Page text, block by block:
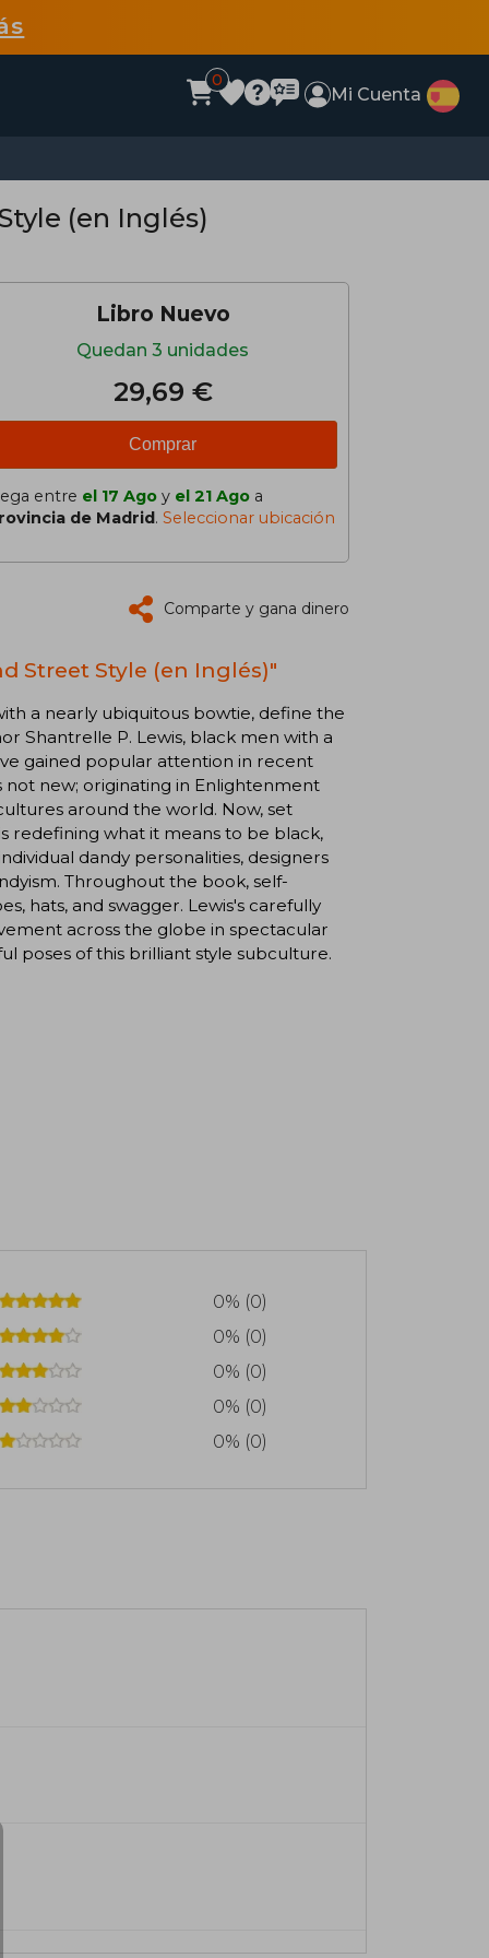
0
Mi Cuenta
(en Inglés)
Libro Nuevo
Quedan 3 unidades
29,69 €
Comprar
entre el 17 Ago y el 21 Ago a
de Madrid. Seleccionar ubicación
Comparte y gana dinero
Street Style (en Inglés)"
a nearly ubiquitous bowtie, define the
Shantrelle P. Lewis, black men with a
gained popular attention in recent
not new; originating in Enlightenment
around the world. Now, set
redefining what it means to be black,
dandy personalities, designers
Throughout the book, self-
hats, and swagger. Lewis's carefully
across the globe in spectacular
poses of this brilliant style subculture.
0% (0)
0% (0)
0% (0)
0% (0)
0% (0)